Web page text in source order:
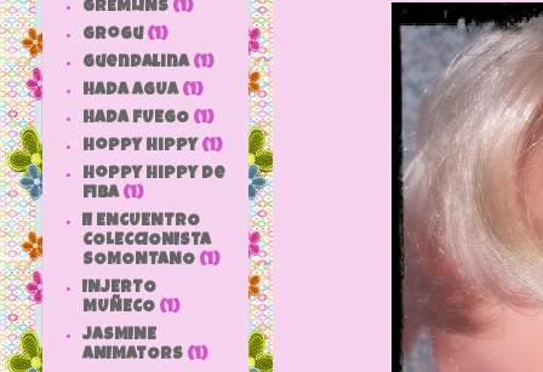
GREMLINS (1)
grogu (1)
Guendalina (1)
HADA AGUA (1)
HADA FUEGO (1)
hoppy hippy (1)
hoppy hippy de
fiba (1)
II ENCUENTRO
COLECCIONISTA
SOMONTANO (1)
INJERTO
MUÑECO (1)
JASMINE
ANIMATORS (1)